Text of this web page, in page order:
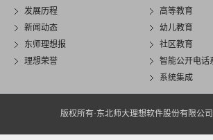
发展历程
新闻动态
东师理想报
理想荣誉
高等教育
幼儿教育
社区教育
智能公开电话
系统集成
版权所有·东北师大理想软件股份有限公司